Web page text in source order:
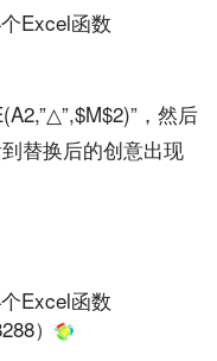
，然后
替换后的创意出现
）